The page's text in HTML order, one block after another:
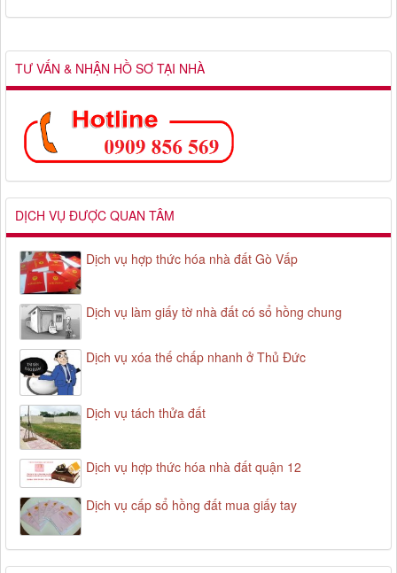
TƯ VẤN & NHẬN HỒ SƠ TẠI NHÀ
DỊCH VỤ ĐƯỢC QUAN TÂM
Dịch vụ hợp thức hóa nhà đất Gò Vấp
Dịch vụ làm giấy tờ nhà đất có sổ hồng chung
Dịch vụ xóa thế chấp nhanh ở Thủ Đức
Dịch vụ tách thửa đất
Dịch vụ hợp thức hóa nhà đất quận 12
Dịch vụ cấp sổ hồng đất mua giấy tay